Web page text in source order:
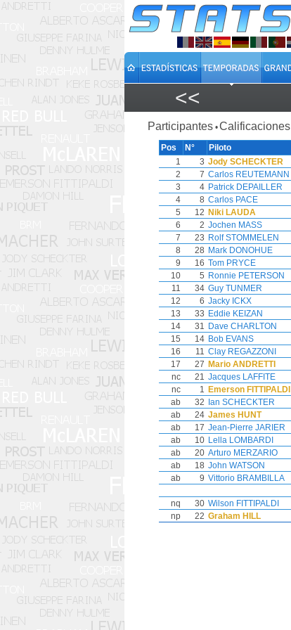
<<
Participantes •Calificaciones
Pos N° Piloto
1
3 Jody SCHECKTER
2
7 Carlos REUTEMANN
3
4 Patrick DEPAILLER
4
8 Carlos PACE
5
12 Niki LAUDA
6
2 Jochen MASS
7
23 Rolf STOMMELEN
8
28 Mark DONOHUE
9
16 Tom PRYCE
10
5 Ronnie PETERSON
11
34 Guy TUNMER
12
6 Jacky ICKX
13
33 Eddie KEIZAN
14
31 Dave CHARLTON
15
14 Bob EVANS
16
11 Clay REGAZZONI
17
27 Mario ANDRETTI
nc
21 Jacques LAFFITE
nc
1 Emerson FITTIPALDI
ab
32 Ian SCHECKTER
ab
24 James HUNT
ab
17 Jean-Pierre JARIER
ab
10 Lella LOMBARDI
ab
20 Arturo MERZARIO
ab
18 John WATSON
ab
9 Vittorio BRAMBILLA
nq 30 Wilson FITTIPALDI
np
22 Graham HILL